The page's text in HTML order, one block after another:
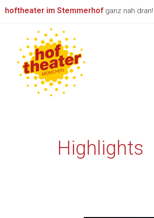
Zum
hoftheater im Stemmerhof ganz nah dran!
Highlights